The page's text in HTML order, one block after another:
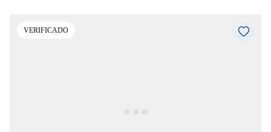
VERIFICADO